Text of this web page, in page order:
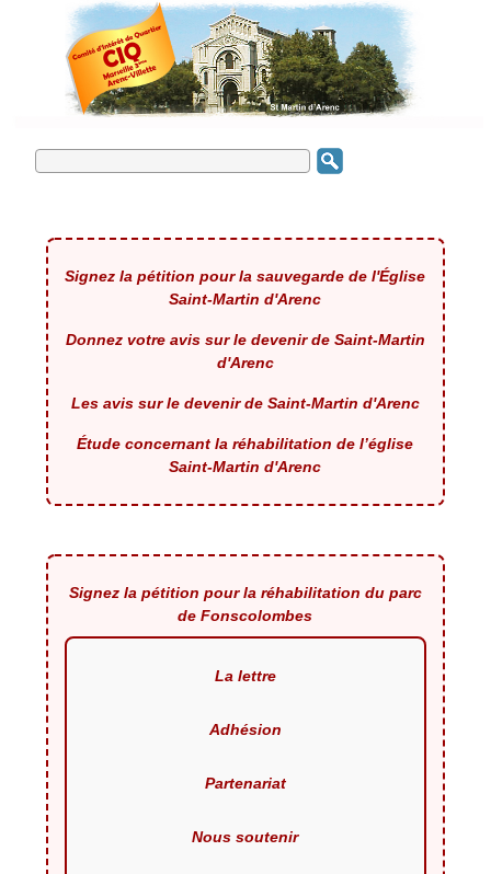
Signez la pétition pour la sauvegarde de l'Église
Saint-Martin d'Arenc
Donnez votre avis sur le devenir de Saint-Martin
d'Arenc
Les avis sur le devenir de Saint-Martin d'Arenc
Étude concernant la réhabilitation de l’église
Saint-Martin d'Arenc
Signez la pétition pour la réhabilitation du parc
de Fonscolombes
La lettre
Adhésion
Partenariat
Nous soutenir